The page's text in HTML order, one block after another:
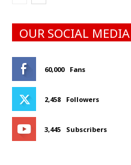
OUR SOCIAL MEDIA
60,000 Fans
2,458 Followers
3,445 Subscribers